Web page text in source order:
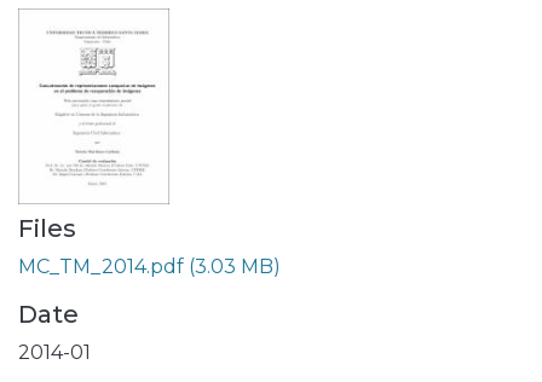
Files
MC_TM_2014.pdf (3.03 MB)
Date
2014-01